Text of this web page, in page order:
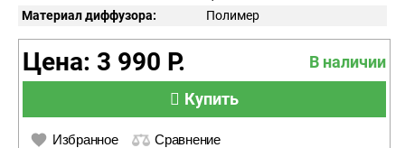
Материал диффузора:
Полимер
Цена: 3 990 Р.
В наличии
Купить
Избранное Сравнение